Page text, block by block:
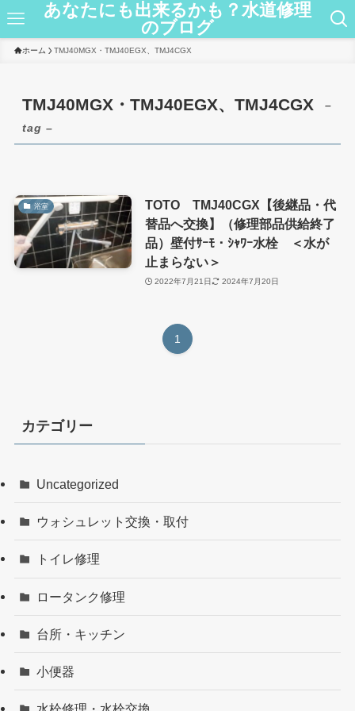
あなたにも出来るかも？水道修理
のブログ
ホーム TMJ40MGX・TMJ40EGX、TMJ4CGX
TMJ40MGX・TMJ40EGX、TMJ4CGX
–
tag –
浴室
TOTO TMJ40CGX【後継品・代
替品へ交換】（修理部品供給終了
品）壁付ｻｰﾓ・ｼｬﾜｰ水栓 ＜水が
止まらない＞
2022年7月21日 2024年7月20日
1
カテゴリー
Uncategorized
ウォシュレット交換・取付
トイレ修理
ロータンク修理
台所・キッチン
小便器